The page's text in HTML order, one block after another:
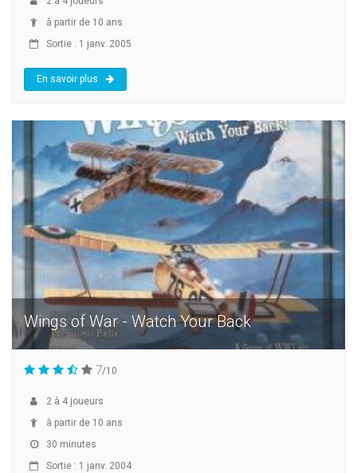
à partir de 10 ans
Sortie : 1 janv. 2005
En savoir plus
Wings of War - Watch Your Back
7/10
2 à 4 joueurs
à partir de 10 ans
30 minutes
Sortie : 1 janv. 2004